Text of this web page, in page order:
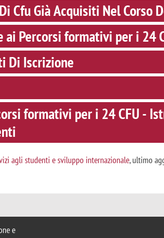
e
Cfu Già Acquisiti Nel Corso
Percorsi formativi per i 24
Di Iscrizione
formativi per i 24 CFU -
agli studenti e sviluppo internazionale, ultimo